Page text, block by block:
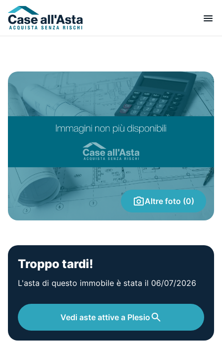
Altre foto (0)
Troppo tardi!
L'asta di questo immobile è stata il 06/07/2026
Vedi aste attive a Plesio